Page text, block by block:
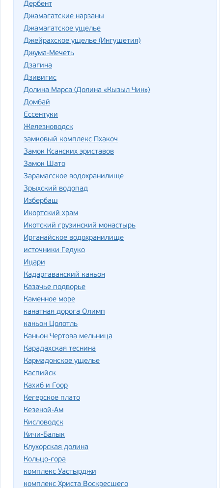
Дербент
Джамагатские нарзаны
Джамагатское ущелье
Джейрахское ущелье (Ингушетия)
Джума-Мечеть
Дзагина
Дзивигис
Долина Марса (Долина «Кызыл Чин»)
Домбай
Ессентуки
Железноводск
замковый комплекс Пхакоч
Замок Ксанских эриставов
Замок Шато
Зарамагское водохранилище
Зрыхский водопад
Избербаш
Икортский храм
Икотский грузинский монастырь
Ирганайское водохранилище
источники Гедуко
Ицари
Кадаргаванский каньон
Казачье подворье
Каменное море
канатная дорога Олимп
каньон Цолотль
Каньон Чертова мельница
Карадахская теснина
Кармадонское ущелье
Каспийск
Кахиб и Гоор
Кегерское плато
Кезеной-Ам
Кисловодск
Кичи-Балык
Клухорская долина
Кольцо-гора
комплекс Уастырджи
комплекс Христа Воскресшего